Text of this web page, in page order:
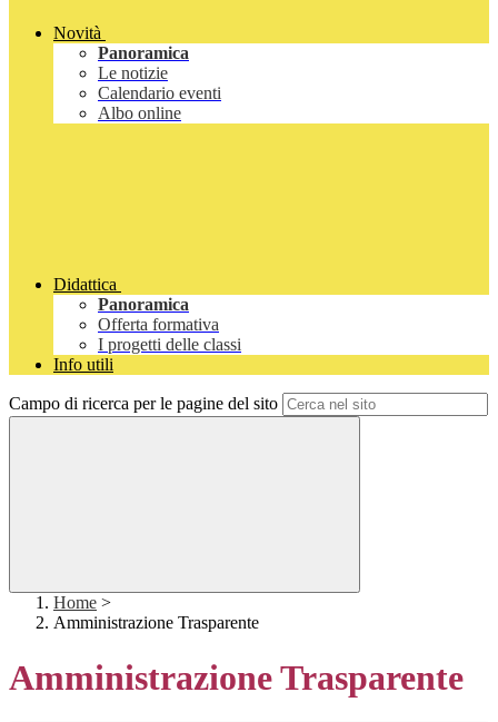
Novità
Panoramica
Le notizie
Calendario eventi
Albo online
Didattica
Panoramica
Offerta formativa
I progetti delle classi
Info utili
Campo di ricerca per le pagine del sito
Home >
Amministrazione Trasparente
Amministrazione Trasparente